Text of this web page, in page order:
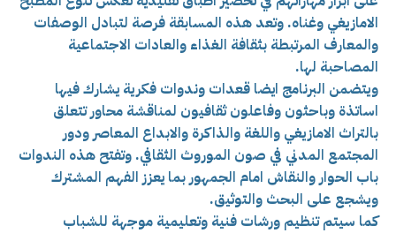
الامازيغي وغناه. وتعد هذه المسابقة فرصة لتبادل الوصفات
والمعارف المرتبطة بثقافة الغذاء والعادات الاجتماعية
المصاحبة لها.
ويتضمن البرنامج ايضا قعدات وندوات فكرية يشارك فيها
اساتذة وباحثون وفاعلون ثقافيون لمناقشة محاور تتعلق
بالتراث الامازيغي واللغة والذاكرة والابداع المعاصر ودور
المجتمع المدني في صون الموروث الثقافي. وتفتح هذه الندوات
باب الحوار والنقاش امام الجمهور بما يعزز الفهم المشترك
ويشجع على البحث والتوثيق.
كما سيتم تنظيم ورشات فنية وتعليمية موجهة للشباب